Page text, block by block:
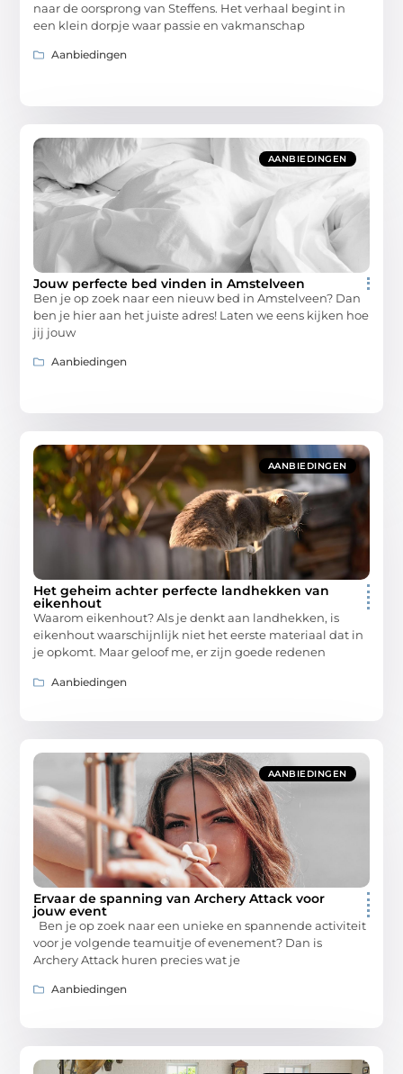
naar de oorsprong van Steffens. Het verhaal begint in
een klein dorpje waar passie en vakmanschap
Aanbiedingen
AANBIEDINGEN
Jouw perfecte bed vinden in Amstelveen
Ben je op zoek naar een nieuw bed in Amstelveen? Dan
ben je hier aan het juiste adres! Laten we eens kijken hoe
jij jouw
Aanbiedingen
AANBIEDINGEN
Het geheim achter perfecte landhekken van
eikenhout
Waarom eikenhout? Als je denkt aan landhekken, is
eikenhout waarschijnlijk niet het eerste materiaal dat in
je opkomt. Maar geloof me, er zijn goede redenen
Aanbiedingen
AANBIEDINGEN
Ervaar de spanning van Archery Attack voor
jouw event
Ben je op zoek naar een unieke en spannende activiteit
voor je volgende teamuitje of evenement? Dan is
Archery Attack huren precies wat je
Aanbiedingen